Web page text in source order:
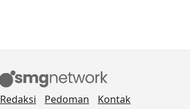
Redaksi Pedoman Kontak